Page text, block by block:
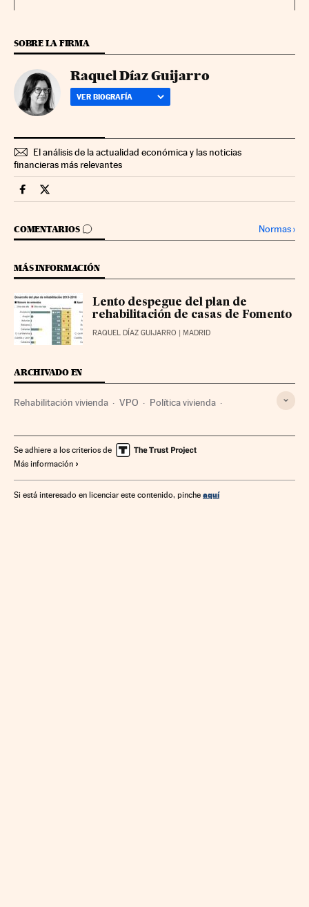
SOBRE LA FIRMA
Raquel Díaz Guijarro
VER BIOGRAFÍA
El análisis de la actualidad económica y las noticias
financieras más relevantes
Economia Cinco Días en Facebook
Economia Cinco Días en Twitter
COMENTARIOS
IR A LOS COMENTARIOS Normas›
MÁS INFORMACIÓN
Lento despegue del plan de
rehabilitación de casas de Fomento
RAQUEL DÍAZ GUIJARRO | MADRID
ARCHIVADO EN
Rehabilitación vivienda VPO Política vivienda
Conservación vivienda Mercado inmobiliario
Trabajo Administración pública
Se adhiere a los criterios de
Más información
Si está interesado en licenciar este contenido, pinche aquí